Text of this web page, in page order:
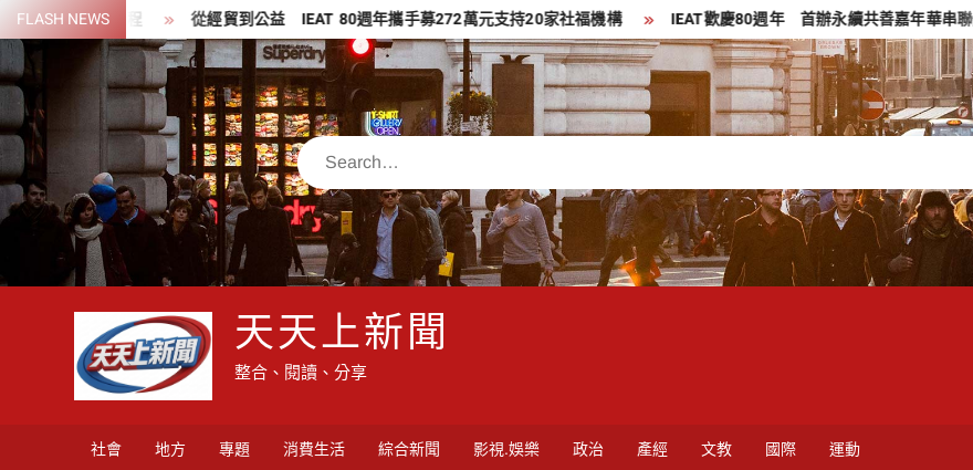
Skip
to
content
FLASH NEWS
程 從經貿到公益 IEAT 80週年攜手募272萬元支持20家社福機構 IEAT歡慶80週年 首辦永續共善嘉年華串聯經貿與公益力量
Search
天天上新聞
整合、閱讀、分享
社會 地方 專題 消費生活 綜合新聞 影視.娛樂 政治 產經 文教 國際 運動